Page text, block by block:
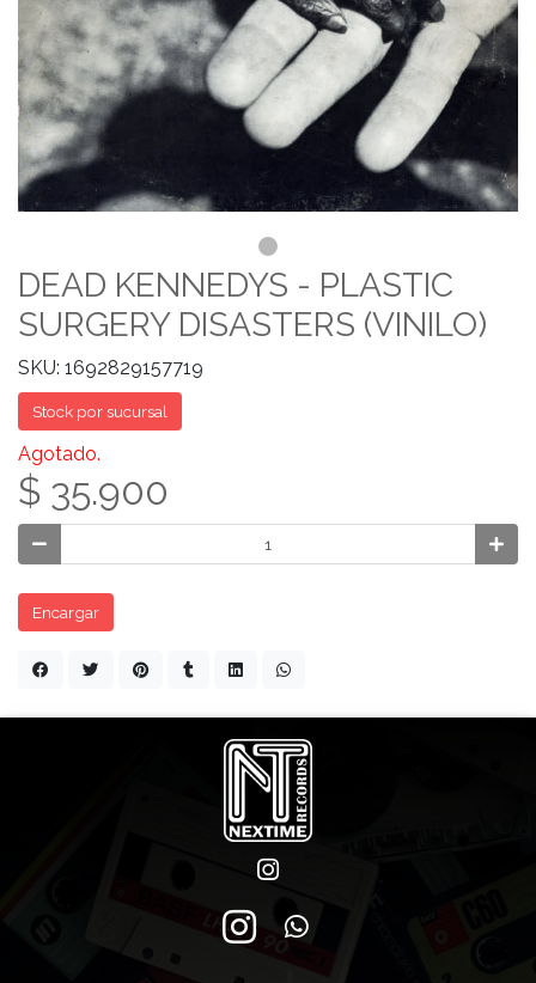
DEAD KENNEDYS - PLASTIC
SURGERY DISASTERS (VINILO)
SKU: 1692829157719
Stock por sucursal
Agotado.
$ 35.900
Encargar